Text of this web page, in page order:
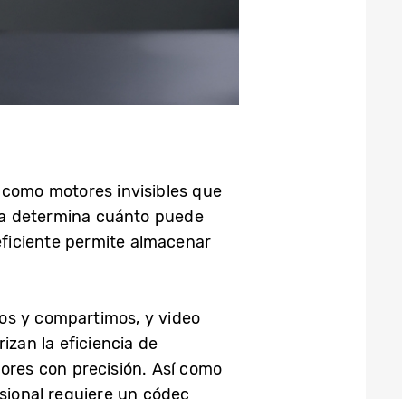
motores invisibles que
determina cuánto puede
permite almacenar
y compartimos, y video
la eficiencia de
con precisión. Así como
requiere un códec